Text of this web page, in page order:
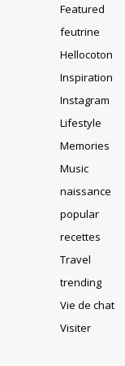
Featured
feutrine
Hellocoton
Inspiration
Instagram
Lifestyle
Memories
Music
naissance
popular
recettes
Travel
trending
Vie de chat
Visiter